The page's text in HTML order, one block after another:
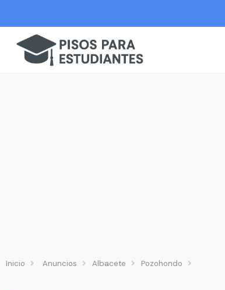
Inicio Anuncios Albacete Pozohondo